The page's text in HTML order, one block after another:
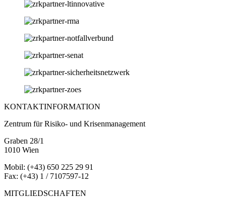
KONTAKTINFORMATION
Zentrum für Risiko- und Krisenmanagement
Graben 28/1
1010 Wien
Mobil: (+43) 650 225 29 91
Fax: (+43) 1 / 7107597-12
MITGLIEDSCHAFTEN